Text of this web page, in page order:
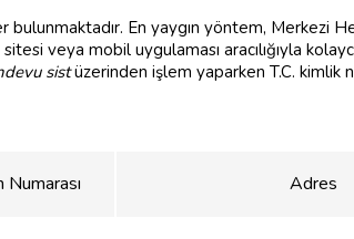
En yaygın yöntem, Merkezi
veya mobil uygulaması aracılığıyla
sistüzerinden işlem yaparken T.C. kimlik
Adres